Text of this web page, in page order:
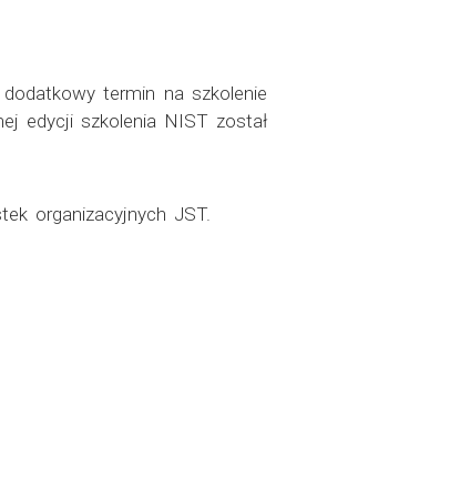
termin na szkolenie
edycji szkolenia NIST został
organizacyjnych JST.